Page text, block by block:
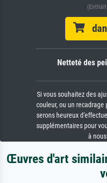
Netteté des
Si vous souhaitez des
couleur, ou un
serons heureux
supplémentaires pour
à
Œuvres d'art